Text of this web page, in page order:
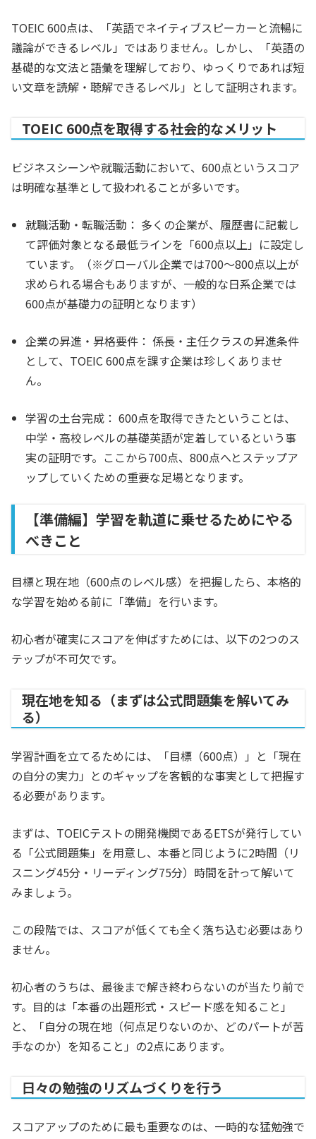
TOEIC 600点は、「英語でネイティブスピーカーと流暢に
議論ができるレベル」ではありません。しかし、「英語の
基礎的な文法と語彙を理解しており、ゆっくりであれば短
い文章を読解・聴解できるレベル」として証明されます。
TOEIC 600点を取得する社会的なメリット
ビジネスシーンや就職活動において、600点というスコア
は明確な基準として扱われることが多いです。
就職活動・転職活動： 多くの企業が、履歴書に記載し
て評価対象となる最低ラインを「600点以上」に設定し
ています。（※グローバル企業では700〜800点以上が
求められる場合もありますが、一般的な日系企業では
600点が基礎力の証明となります）
企業の昇進・昇格要件： 係長・主任クラスの昇進条件
として、TOEIC 600点を課す企業は珍しくありませ
ん。
学習の土台完成： 600点を取得できたということは、
中学・高校レベルの基礎英語が定着しているという事
実の証明です。ここから700点、800点へとステップア
ップしていくための重要な足場となります。
【準備編】学習を軌道に乗せるためにやる
べきこと
目標と現在地（600点のレベル感）を把握したら、本格的
な学習を始める前に「準備」を行います。
初心者が確実にスコアを伸ばすためには、以下の2つのス
テップが不可欠です。
現在地を知る（まずは公式問題集を解いてみ
る）
学習計画を立てるためには、「目標（600点）」と「現在
の自分の実力」とのギャップを客観的な事実として把握す
る必要があります。
まずは、TOEICテストの開発機関であるETSが発行してい
る「公式問題集」を用意し、本番と同じように2時間（リ
スニング45分・リーディング75分）時間を計って解いて
みましょう。
この段階では、スコアが低くても全く落ち込む必要はあり
ません。
初心者のうちは、最後まで解き終わらないのが当たり前で
す。目的は「本番の出題形式・スピード感を知ること」
と、「自分の現在地（何点足りないのか、どのパートが苦
手なのか）を知ること」の2点にあります。
日々の勉強のリズムづくりを行う
スコアアップのために最も重要なのは、一時的な猛勉強で